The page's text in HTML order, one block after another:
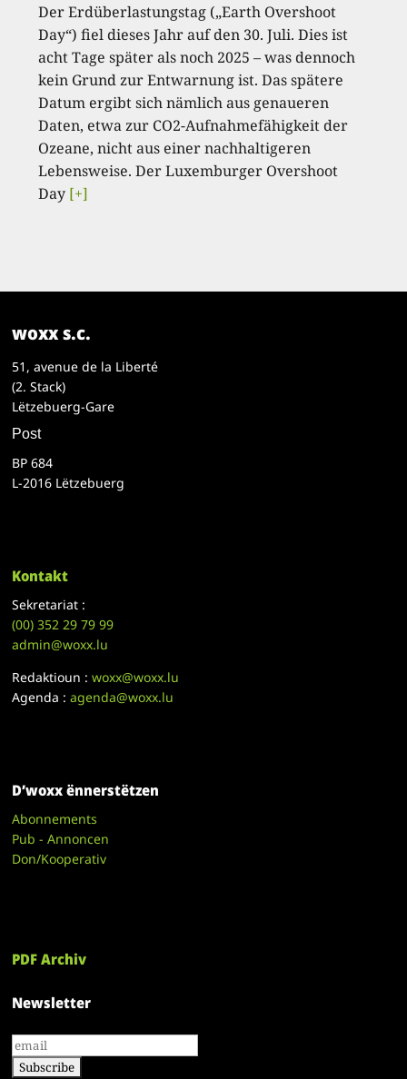
Der Erdüberlastungstag („Earth Overshoot
Day“) fiel dieses Jahr auf den 30. Juli. Dies ist
acht Tage später als noch 2025 – was dennoch
kein Grund zur Entwarnung ist. Das spätere
Datum ergibt sich nämlich aus genaueren
Daten, etwa zur CO2-Aufnahmefähigkeit der
Ozeane, nicht aus einer nachhaltigeren
Lebensweise. Der Luxemburger Overshoot
Day [+]
woxx s.c.
51, avenue de la Liberté
(2. Stack)
Lëtzebuerg-Gare
Post
BP 684
L-2016 Lëtzebuerg
Kontakt
Sekretariat :
(00)352 29 79 99
admin@woxx.lu
Redaktioun :woxx@woxx.lu
Agenda :agenda@woxx.lu
D’woxx ënnerstëtzen
Abonnements
Pub - Annoncen
Don/Kooperativ
PDF Archiv
Newsletter